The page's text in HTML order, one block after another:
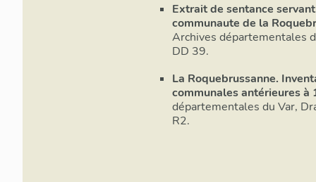
Extrait de sentance
communaute de la
Archives départementales
DD 39.
La Roquebrussanne.
communales antérieures à
départementales du Var,
R2.